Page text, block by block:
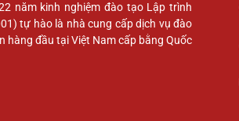
năm kinh nghiệm đào tạo Lập trình
tự hào là nhà cung cấp dịch vụ đào
hàng đầu tại Việt Nam cấp bằng Quốc